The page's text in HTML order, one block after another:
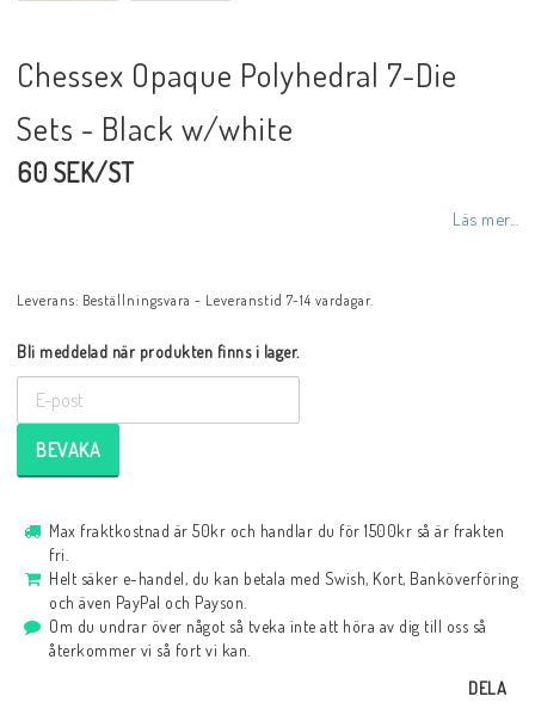
Chessex Opaque Polyhedral 7-Die
Sets - Black w/white
60 SEK/ST
Läs mer...
Leverans: Beställningsvara - Leveranstid 7-14 vardagar.
Bli meddelad när produkten finns i lager.
BEVAKA
Max fraktkostnad är 50kr och handlar du för 1500kr så är frakten
fri.
Helt säker e-handel, du kan betala med Swish, Kort, Banköverföring
och även PayPal och Payson.
Om du undrar över något så tveka inte att höra av dig till oss så
återkommer vi så fort vi kan.
DELA